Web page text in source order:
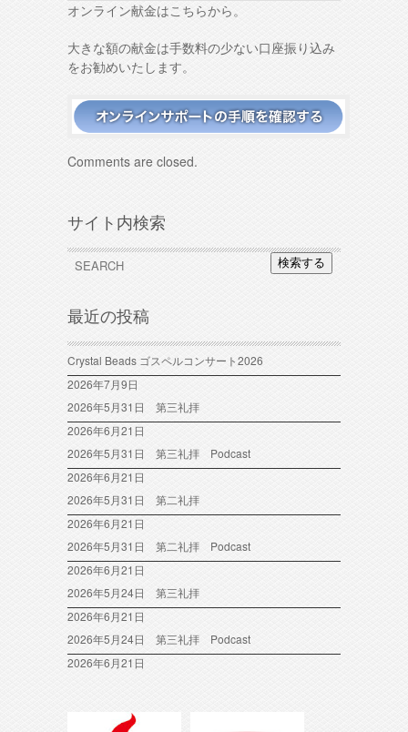
オンライン献金はこちらから。
大きな額の献金は手数料の少ない口座振り込み
をお勧めいたします。
Comments are closed.
サイト内検索
検索する
最近の投稿
Crystal Beads ゴスペルコンサート2026
2026年7月9日
2026年5月31日 第三礼拝
2026年6月21日
2026年5月31日 第三礼拝 Podcast
2026年6月21日
2026年5月31日 第二礼拝
2026年6月21日
2026年5月31日 第二礼拝 Podcast
2026年6月21日
2026年5月24日 第三礼拝
2026年6月21日
2026年5月24日 第三礼拝 Podcast
2026年6月21日